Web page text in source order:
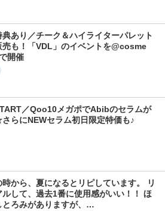
エリクシール デー
ケアレボリューショ
ン トーンアップ SP
＋ aa
アプソリュ ザ UV
クリーム
ランコム
典あり／チーク＆ハイライターパレット
売も！「VDL」のイベントを@cosme
開催
／Qoo10メガポでAbibのセラムが
らにNEWセラム初日限定特価も♪
時から、夏になるとリピしています。 リ
ルして、過去1番に使用感がいい！！ ほ
とろみがありますが、…